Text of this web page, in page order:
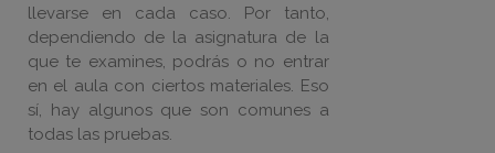
llevarse en cada caso. Por tanto,
dependiendo de la asignatura de la
que te examines, podrás o no entrar
en el aula con ciertos materiales. Eso
sí, hay algunos que son comunes a
todas las pruebas.